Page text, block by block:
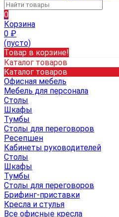
0
Корзина
0 ₽
(пусто)
Товар в корзине!
Каталог товаров
Каталог товаров
Офисная мебель
Мебель для персонала
Столы
Шкафы
Тумбы
Столы для переговоров
Ресепшен
Кабинеты руководителей
Столы
Шкафы
Тумбы
Столы для переговоров
Брифинг-приставки
Кресла и стулья
Все офисные кресла